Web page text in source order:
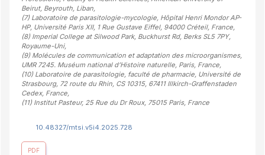
Beirut, Beyrouth, Liban,
(7) Laboratoire de parasitologie-mycologie, Hôpital Henri Mondor AP-
HP, Université Paris XII, 1 Rue Gustave Eiffel, 94000 Créteil, France,
(8) Imperial College at Silwood Park, Buckhurst Rd, Berks SL5 7PY,
Royaume-Uni,
(9) Molécules de communication et adaptation des microorganismes,
UMR 7245. Muséum national d’Histoire naturelle, Paris, France,
(10) Laboratoire de parasitologie, faculté de pharmacie, Université de
Strasbourg, 72 route du Rhin, CS 10315, 67411 Illkirch-Graffenstaden
Cedex, France,
(11) Institut Pasteur, 25 Rue du Dr Roux, 75015 Paris, France
10.48327/mtsi.v5i4.2025.728
PDF